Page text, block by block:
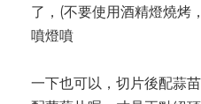
了，(不要使用酒精燈燒烤
噴燈噴
一下也可以，切片後配蒜